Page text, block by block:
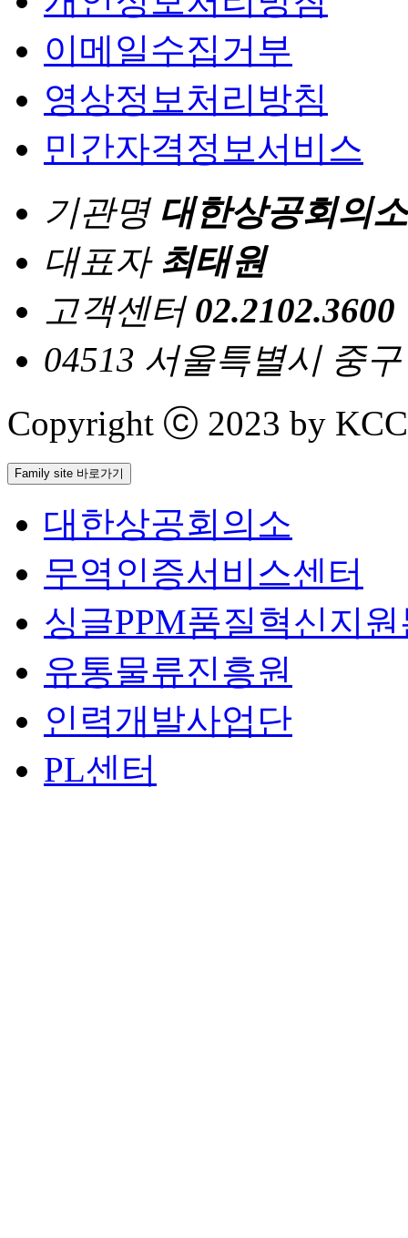
이메일수집거부
영상정보처리방침
민간자격정보서비스
기관명 대한상공회의소
대표자 최태원
고객센터 02.2102.3600
04513 서울특별시 중
Copyright ⓒ 2023 by
Family site 바로가기
대한상공회의소
무역인증서비스센터
싱글PPM품질혁신지
유통물류진흥원
인력개발사업단
PL센터